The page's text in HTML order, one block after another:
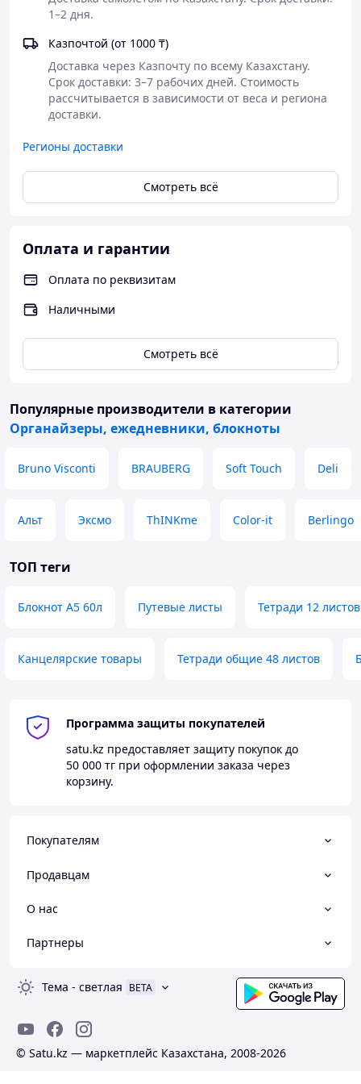
1–2 дня.
Казпочтой (от 1000 ₸)
Доставка через Казпочту по всему Казахстану.
Срок доставки: 3–7 рабочих дней. Стоимость
рассчитывается в зависимости от веса и региона
доставки.
Регионы доставки
Смотреть всё
Оплата и гарантии
Оплата по реквизитам
Наличными
Смотреть всё
Популярные производители в категории
Органайзеры, ежедневники, блокноты
Bruno Visconti BRAUBERG Soft Touch Deli
Альт Эксмо ThINKme Color-it Berlingo
ТОП теги
Блокнот А5 60л Путевые листы Тетради 12 листов
Канцелярские товары Тетради общие 48 листов
Программа защиты покупателей
satu.kz предоставляет защиту покупок до
50 000 тг при оформлении заказа через
корзину.
Покупателям
Продавцам
О нас
Партнеры
Тема - светлая BETA
© Satu.kz — маркетплейс Казахстана, 2008-2026